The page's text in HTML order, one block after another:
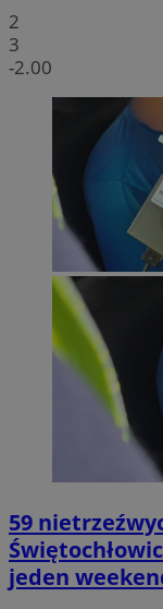
2
3
-2.00
59
jeden